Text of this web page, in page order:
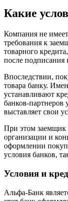
Какие
Компания не
требования к
товарного
после подписания
Впоследствии,
товара банку.
устанавливают
банков-партнеров
выставляет свои
При этом заемщик
организации и
оформлении
условия банков,
Условия и
Альфа-Банк